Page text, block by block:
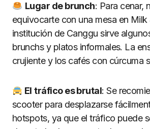
Lugar de brunch: Para cenar,
equivocarte con una mesa en Milk
institución de Canggu sirve
brunchs y platos informales. La
crujiente y los cafés con cúrcuma
El tráfico es brutal: Se
scooter para desplazarse
hotspots, ya que el tráfico puede